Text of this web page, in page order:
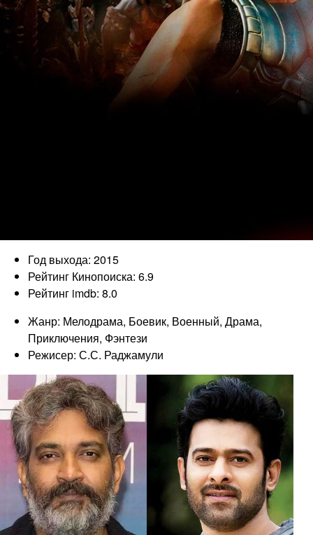
Год выхода: 2015
Рейтинг Кинопоиска: 6.9
Рейтинг imdb: 8.0
Жанр: Мелодрама, Боевик, Военный, Драма,
Приключения, Фэнтези
Режисер: С.С. Раджамули